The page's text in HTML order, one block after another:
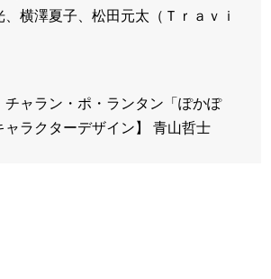
、横澤夏子、松田元太（Ｔｒａｖｉ
チャラン・ポ・ランタン「ぽかぽ
ラクターデザイン】 青山哲士